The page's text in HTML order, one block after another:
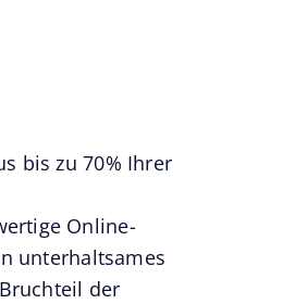
bis zu 70% Ihrer
Online-
unterhaltsames
der